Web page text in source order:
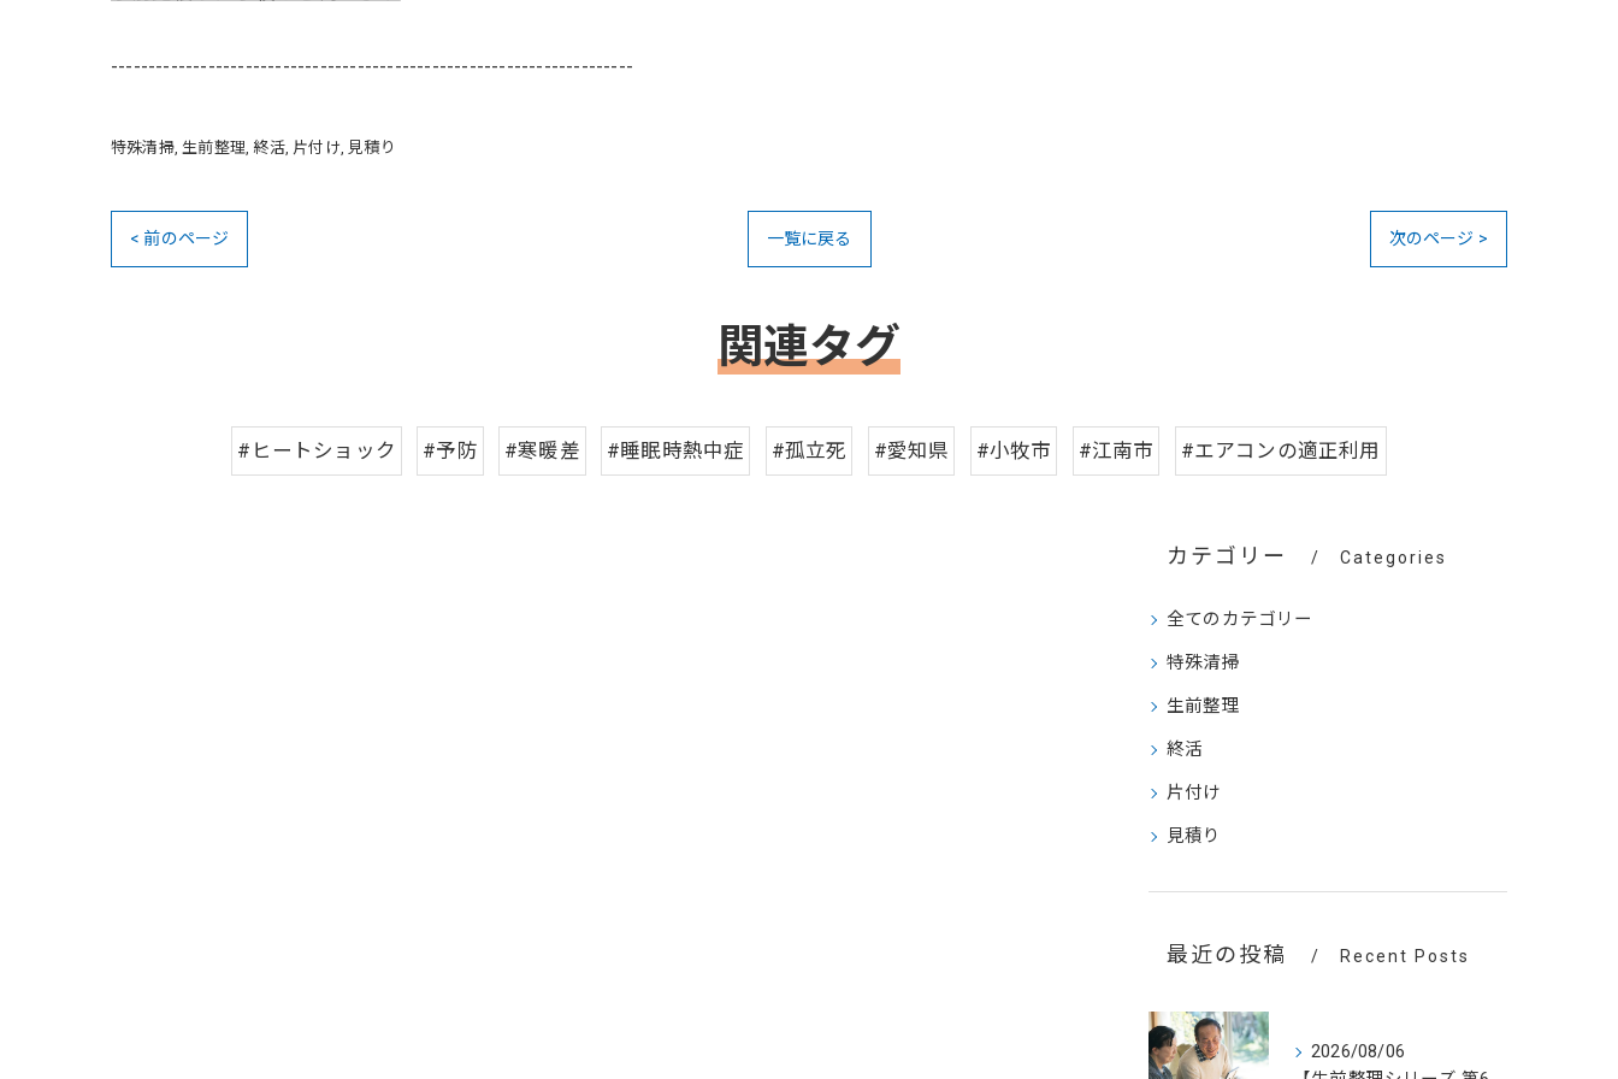
----------------------------------------------------------------------
特殊清掃 生前整理 終活 片付け 見積り
< 前のページ 一覧に戻る 次のページ >
関連タグ
#ヒートショック #予防 #寒暖差 #睡眠時熱中症 #孤立死 #愛知県 #小牧市 #江南市 #エアコンの適正利用
カテゴリー Categories
全てのカテゴリー
特殊清掃
生前整理
終活
片付け
見積り
最近の投稿 Recent Posts
2026/08/06